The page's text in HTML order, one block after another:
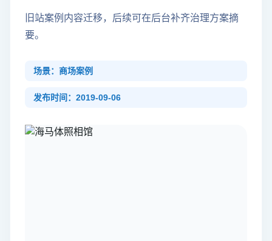
旧站案例内容迁移，后续可在后台补齐治理方案摘
要。
场景：商场案例
发布时间：2019-09-06